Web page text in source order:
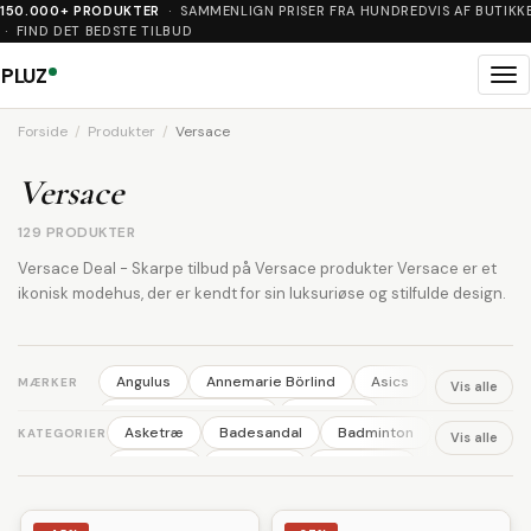
150.000+ PRODUKTER
· SAMMENLIGN PRISER FRA HUNDREDVIS AF
· FIND DET BEDSTE TILBUD
PLUZ
Forside Produkter Versace
Versace
129 PRODUKTER
Versace Deal - Skarpe tilbud på Versace produkter Versace er et
ikonisk modehus, der er kendt for sin luksuriøse og stilfulde design.
MÆRKER Angulus Annemarie Börlind
Asics
Australian BodyCare
Backpack
Ball
Basil Bisgaard
Björn Borg
Bodylab
BOSS Britax
Brixton
Broste Copenhagen
Bundgaard
Vis alle
KATEGORIER Asketræ Badesandal
Badminton
Vis alle